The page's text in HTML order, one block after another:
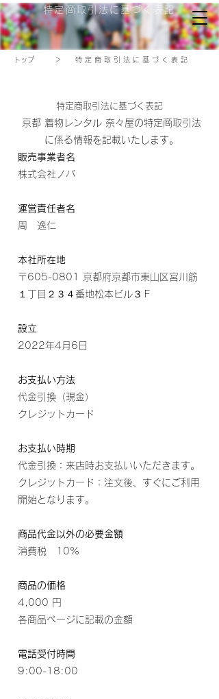
特定商取引法に基づく表記
​トップ ＞ 特定商取引法に基づく表記
特定商取引法に基づく表記
京都 着物レンタル 奈々屋の特定商取引法
に係る情報を記載いたします。
販売事業者名
株式会社ノバ
運営責任者名
周 逸仁
本社所在地
〒605-0801 京都府京都市東山区宮川筋
１丁目２３４番地松本ビル３Ｆ
設立
2022年4月6日
お支払い方法
代金引換（現金）
クレジットカード
お支払い時期
代金引換：来店時お支払いいただきます。
クレジットカード：注文後、すぐにご利用
開始となります。
商品代金以外の必要金額
消費税 10%
商品の価格
4,000 円
各商品ページに記載の金額
電話受付時間
9:00-18:00